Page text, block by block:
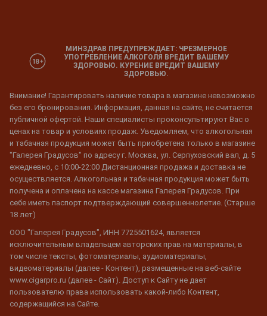
МИНЗДРАВ ПРЕДУПРЕЖДАЕТ: ЧРЕЗМЕРНОЕ
УПОТРЕБЛЕНИЕ АЛКОГОЛЯ ВРЕДИТ ВАШЕМУ
ЗДОРОВЬЮ. КУРЕНИЕ ВРЕДИТ ВАШЕМУ
ЗДОРОВЬЮ.
Внимание! Гарантировать наличие товара в магазине невозможно
без его бронирования. Информация, данная на сайте, не считается
публичной офертой. Наши специалисты проконсультируют Вас о
ценах на товар и условиях продаж. Уведомляем, что алкогольная
и табачная продукция может быть приобретена только в магазине
"Галерея Градусов" по адресу г. Москва, ул. Серпуховский вал, д. 5
ежедневно, с 10:00-22:00 Дистанционная продажа и доставка не
осуществляется. Алкогольная и табачная продукция может быть
получена и оплачена на кассе магазина Галерея Градусов. При
себе иметь паспорт подтверждающий совершеннолетие. (Старше
18 лет)
ООО "Галерея Градусов", ИНН 7725501624, является
исключительным владельцем авторских прав на материалы, в
том числе тексты, фотоматериалы, аудиоматериалы,
видеоматериалы (далее - Контент), размещенные на веб-сайте
www.cigarpro.ru (далее - Сайт). Доступ к Сайту не дает
пользователю права использовать какой-либо Контент,
содержащийся на Сайте.